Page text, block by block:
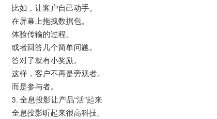
比如，让客户自己动手。
在屏幕上拖拽数据包。
体验传输的过程。
或者回答几个简单问题。
答对了就有小奖励。
这样，客户不再是旁观者。
而是参与者。
3. 全息投影让产品“活”起来
全息投影听起来很高科技。